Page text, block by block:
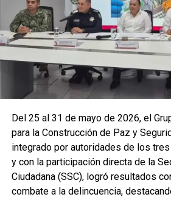
vehiculares, reforzando la vigilancia
y puntos de alta movilidad.
Del 25 al 31 de mayo de 2026, el
para la Construcción de Paz y
integrado por autoridades de los
y con la participación directa de la
Ciudadana (SSC), logró resultados
combate a la delincuencia,